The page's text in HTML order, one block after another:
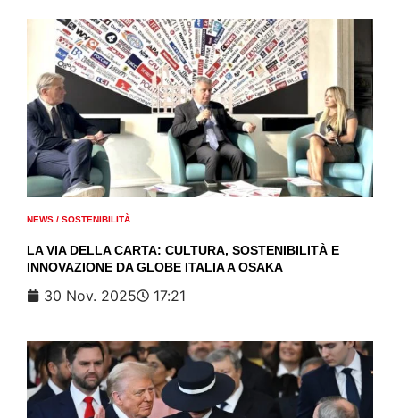
NEWS / SOSTENIBILITÀ
LA VIA DELLA CARTA: CULTURA, SOSTENIBILITÀ E
INNOVAZIONE DA GLOBE ITALIA A OSAKA
30 Nov. 2025 17:21